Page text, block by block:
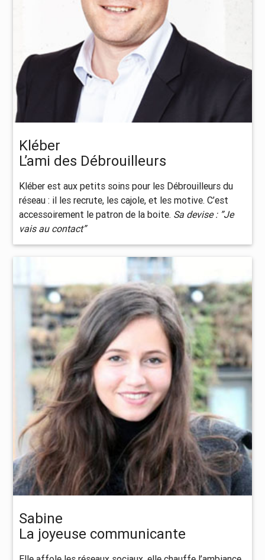
Kléber
L’ami des Débrouilleurs
Kléber est aux petits soins pour les Débrouilleurs du
réseau : il les recrute, les cajole, et les motive. C’est
accessoirement le patron de la boite. Sa devise : ”Je
vais au contact”
Sabine
La joyeuse communicante